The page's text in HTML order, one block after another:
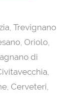
Trevignano
Oriolo,
di
Cerveteri,